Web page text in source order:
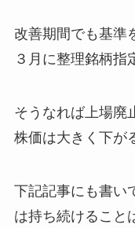
改善期間でも基準
３月に整理銘柄指
そうなれば上場廃
株価は大きく下が
下記記事にも書い
は持ち続けること